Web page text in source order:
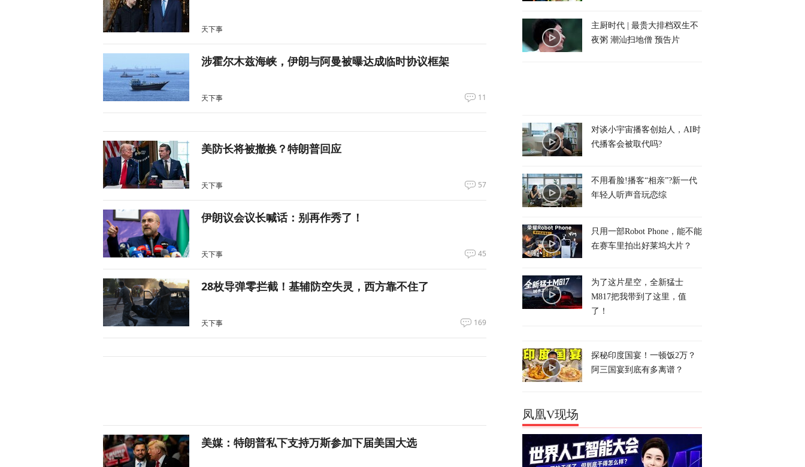
天下事
涉霍尔木兹海峡，伊朗与阿曼被曝达成临时协议框架
天下事 11
美防长将被撤换？特朗普回应
天下事 57
伊朗议会议长喊话：别再作秀了！
天下事 45
28枚导弹零拦截！基辅防空失灵，西方靠不住了
天下事 169
美媒：特朗普私下支持万斯参加下届美国大选
主厨时代 | 最贵大排档双生不
夜粥 潮汕扫地僧 预告片
对谈小宇宙播客创始人，AI时
代播客会被取代吗?
不用看脸!播客“相亲”?新一代
年轻人听声音玩恋综
只用一部Robot Phone，能不能
在赛车里拍出好莱坞大片？
为了这片星空，全新猛士
M817把我带到了这里，值
了！
探秘印度国宴！一顿饭2万？
阿三国宴到底有多离谱？
凤凰V现场